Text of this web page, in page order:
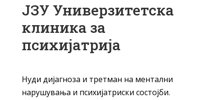
ЈЗУ Универзитетска
клиника за
психијатрија
Нуди дијагноза и третман на ментални
нарушувања и психијатриски состојби.